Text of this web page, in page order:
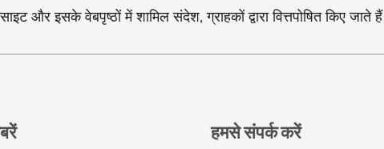
और इसके वेबपृष्ठों में शामिल संदेश, ग्राहकों द्वारा वित्तपोषित किए जाते
हमसे संपर्क करें